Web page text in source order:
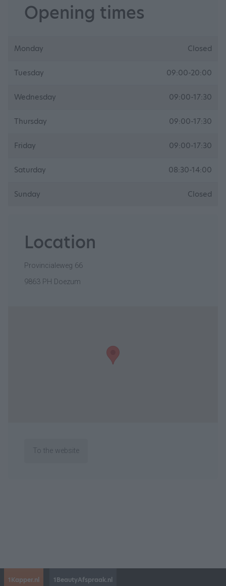
Opening times
Monday Closed
Tuesday 09:00-20:00
Wednesday 09:00-17:30
Thursday 09:00-17:30
Friday 09:00-17:30
Saturday 08:30-14:00
Sunday Closed
Location
Provincialeweg 66
9863 PH Doezum
To the website
1Kapper.nl 1BeautyAfspraak.nl